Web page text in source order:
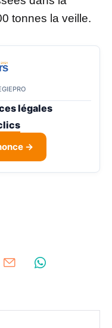
tonnes la veille.
légales
→